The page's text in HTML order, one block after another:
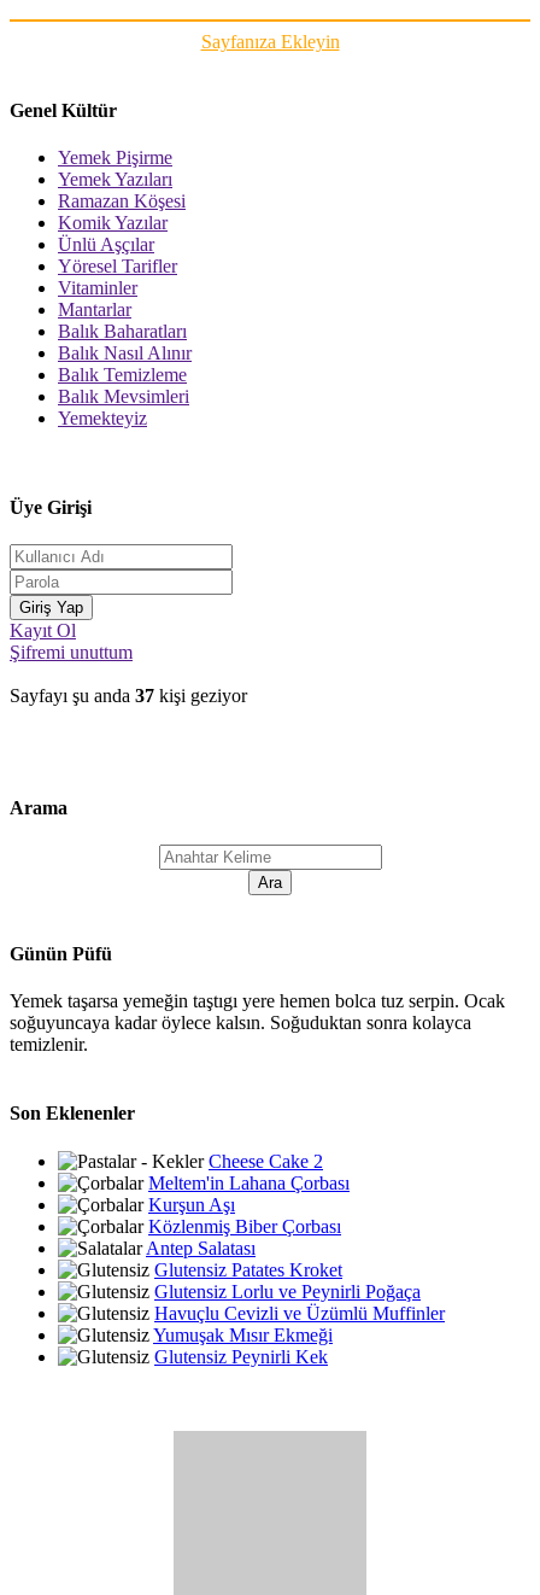
Sayfanıza Ekleyin
Genel Kültür
Yemek Pişirme
Yemek Yazıları
Ramazan Köşesi
Komik Yazılar
Ünlü Aşçılar
Yöresel Tarifler
Vitaminler
Mantarlar
Balık Baharatları
Balık Nasıl Alınır
Balık Temizleme
Balık Mevsimleri
Yemekteyiz
Üye Girişi
Kayıt Ol
Şifremi unuttum
Sayfayı şu anda 37 kişi geziyor
Arama
Günün Püfü
Yemek taşarsa yemeğin taştıgı yere hemen bolca tuz serpin. Ocak
soğuyuncaya kadar öylece kalsın. Soğuduktan sonra kolayca
temizlenir.
Son Eklenenler
Cheese Cake 2
Meltem'in Lahana Çorbası
Kurşun Aşı
Közlenmiş Biber Çorbası
Antep Salatası
Glutensiz Patates Kroket
Glutensiz Lorlu ve Peynirli Poğaça
Havuçlu Cevizli ve Üzümlü Muffinler
Yumuşak Mısır Ekmeği
Glutensiz Peynirli Kek